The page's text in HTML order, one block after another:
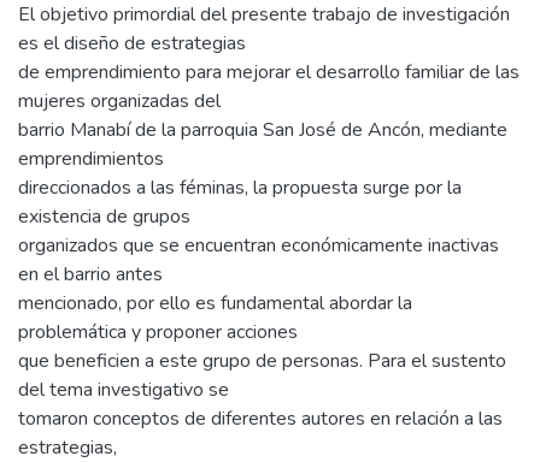
El objetivo primordial del presente trabajo de investigación
es el diseño de estrategias
de emprendimiento para mejorar el desarrollo familiar de las
mujeres organizadas del
barrio Manabí de la parroquia San José de Ancón, mediante
emprendimientos
direccionados a las féminas, la propuesta surge por la
existencia de grupos
organizados que se encuentran económicamente inactivas
en el barrio antes
mencionado, por ello es fundamental abordar la
problemática y proponer acciones
que beneficien a este grupo de personas. Para el sustento
del tema investigativo se
tomaron conceptos de diferentes autores en relación a las
estrategias,